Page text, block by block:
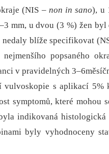
(NIS –⁠ non in sano), u
mm, u dvou (3 %) žen byl
nedaly blíže specifikovat
popsaného
v pravidelných
s aplikací 5%
symptomů, které mohou
indikovaná
byly vyhodnoceny